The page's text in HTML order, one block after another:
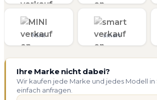
MINI smart
Ihre Marke nicht dabei?
Wir kaufen jede Marke und jedes Modell
einfach anfragen.